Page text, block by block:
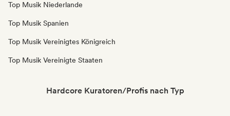
Top Musik Niederlande
Top Musik Spanien
Top Musik Vereinigtes Königreich
Top Musik Vereinigte Staaten
Hardcore Kuratoren/Profis nach Typ